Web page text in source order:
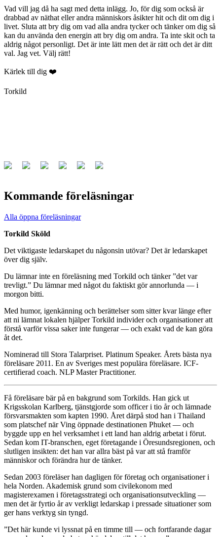
Vad vill jag då ha sagt med detta inlägg. Jo, för dig som också är
drabbad av näthat eller andra människors åsikter hit och dit om dig i
livet. Sluta att bry dig om vad alla andra tycker och tänker om dig så
kan du använda den energin att bry dig om andra. Ta inte skit och ta
aldrig något personligt. Det är inte lätt men det är rätt och det är ditt
val. Jag vet. Välj rätt!
Kärlek till dig ❤️
Torkild
Kommande föreläsningar
Alla öppna föreläsningar
Torkild Sköld
Det viktigaste ledarskapet du någonsin utövar? Det är ledarskapet
över dig själv.
Du lämnar inte en föreläsning med Torkild och tänker ”det var
trevligt.” Du lämnar med något du faktiskt gör annorlunda — i
morgon bitti.
Med humor, igenkänning och berättelser som sitter kvar länge efter
att ni lämnat lokalen hjälper Torkild individer och organisationer att
förstå varför vissa saker inte fungerar — och exakt vad de kan göra
åt det.
Nominerad till Stora Talarpriset. Platinum Speaker. Årets bästa nya
föreläsare 2011. En av Sveriges mest populära föreläsare. ICF-
certifierad coach. NLP Master Practitioner.
Få föreläsare bär på en bakgrund som Torkilds. Han gick ut
Krigsskolan Karlberg, tjänstgjorde som officer i tio år och lämnade
försvarsmakten som kapten 1990. Året därpå stod han i Thailand
som platschef när Ving öppnade destinationen Phuket — och
byggde upp en hel verksamhet i ett land han aldrig arbetat i förut.
Sedan kom IT-branschen, eget företagande i Öresundsregionen, och
slutligen insikten: det han var allra bäst på var att stå framför
människor och förändra hur de tänker.
Sedan 2003 föreläser han dagligen för företag och organisationer i
hela Norden. Akademisk grund som civilekonom med
magisterexamen i företagsstrategi och organisationsutveckling —
men det är fyrtio år av verkligt ledarskap i pressade situationer som
ger hans verktyg sin tyngd.
”Det här kunde vi lyssnat på en timme till — och fortfarande dagar